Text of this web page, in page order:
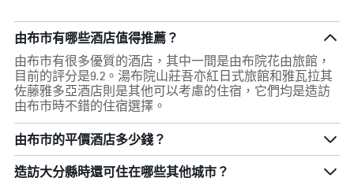
由布市有哪些酒店值得推薦？
由布市有很多優質的酒店，其中一間是由布院花由旅館，
目前的評分是9.2。湯布院山莊吾亦紅日式旅館和雅瓦拉其
佐藤雅多亞酒店則是其他可以考慮的住宿，它們均是造訪
由布市時不錯的住宿選擇。
由布市的平價酒店多少錢？
造訪大分縣​時還可住在哪些其他城市？